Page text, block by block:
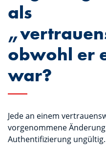
als
obwohl er
war?
Jede an einem
vorgenommene
Authentifizierung